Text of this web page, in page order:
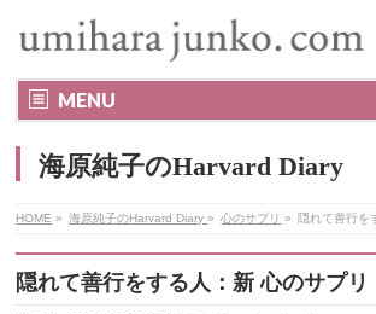
MENU
海原純子のHarvard Diary
HOME » 海原純子のHarvard Diary» 心のサプリ » 隠れて善行を
隠れて善行をする人：新 心のサプリ